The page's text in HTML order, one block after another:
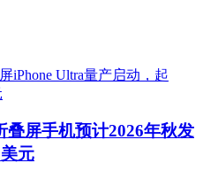
叠屏手机预计2026年秋发
元